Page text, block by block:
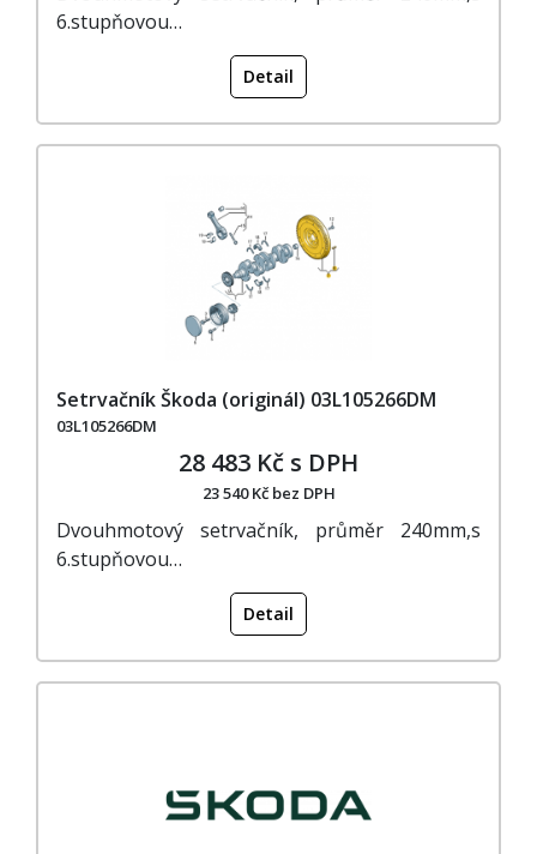
6.stupňovou…
Detail
Setrvačník Škoda (originál) 03L105266DM
03L105266DM
28 483 Kč s DPH
23 540 Kč bez DPH
Dvouhmotový setrvačník, průměr 240mm,s
6.stupňovou…
Detail